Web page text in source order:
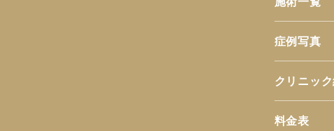
症例写真
クリニッ
料金表